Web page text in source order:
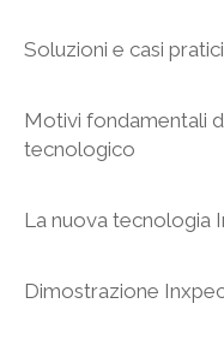
Soluzioni e casi
Motivi fondamentali
tecnologico
La nuova tecnologia
Dimostrazione